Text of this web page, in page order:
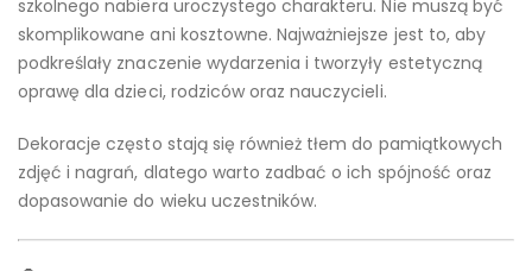
szkolnego nabiera uroczystego charakteru. Nie muszą być
skomplikowane ani kosztowne. Najważniejsze jest to, aby
podkreślały znaczenie wydarzenia i tworzyły estetyczną
oprawę dla dzieci, rodziców oraz nauczycieli.
Dekoracje często stają się również tłem do pamiątkowych
zdjęć i nagrań, dlatego warto zadbać o ich spójność oraz
dopasowanie do wieku uczestników.